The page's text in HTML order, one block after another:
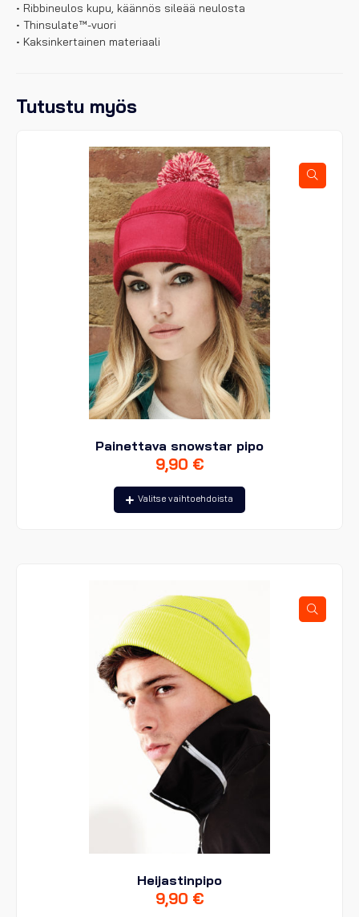
• Ribbineulos kupu, käännös sileää neulosta
• Thinsulate™-vuori
• Kaksinkertainen materiaali
Tutustu myös
Painettava snowstar pipo
9,90 €
Valitse vaihtoehdoista
Tällä
tuotteella
tuotteen
sivulla.
Heijastinpipo
9,90 €